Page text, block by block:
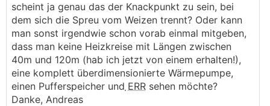
scheint ja genau das der Knackpunkt zu sein, bei
dem sich die Spreu vom Weizen trennt? Oder kann
man sonst irgendwie schon vorab einmal mitgeben,
dass man keine Heizkreise mit Längen zwischen
40m und 120m (hab ich jetzt von einem erhalten!),
eine komplett überdimensionierte Wärmepumpe,
einen Pufferspeicher und ERR sehen möchte?
Danke, Andreas